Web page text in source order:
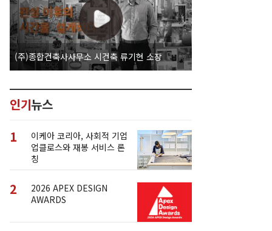
(주)종합건축사사무소 시건축 류기현 소장
인기뉴스
1
이케아 코리아, 사회적 기업
업클로스와 재봉 서비스 론
칭
2
2026 APEX DESIGN
AWARDS